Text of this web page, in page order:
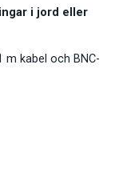
i jord eller
m kabel och BNC-